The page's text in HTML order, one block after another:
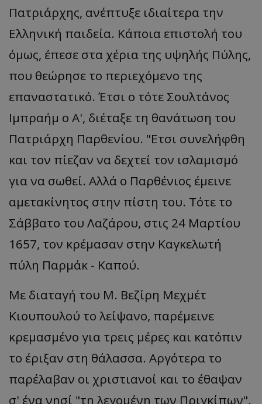
Πατριάρχης, ανέπτυξε ιδιαίτερα την
Ελληνική παιδεία. Κάποια επιστολή του
όμως, έπεσε στα χέρια της υψηλής Πύλης,
που θεώρησε το περιεχόμενο της
επαναστατικό. Έτσι ο τότε Σουλτάνος
Ιμπραήμ ο Α', διέταξε τη θανάτωση του
Πατριάρχη Παρθενίου. "Ετσι συνελήφθη
και τον πίεζαν να δεχτεί τον ισλαμισμό
για να σωθεί. Αλλά ο Παρθένιος έμεινε
αμετακίνητος στην πίστη του. Τότε το
Σάββατο του Λαζάρου, στις 24 Μαρτίου
1657, τον κρέμασαν στην Καγκελωτή
πύλη Παρμάκ - Καπού.
Με διαταγή του Μ. Βεζίρη Μεχμέτ
Κιουπουλού το λείψανο, παρέμεινε
κρεμασμένο για τρεις μέρες και κατόπιν
το έριξαν στη θάλασσα. Αργότερα το
παρέλαβαν οι χριστιανοί και το έθαψαν
σ' ένα νησί "τη λεγομένη των Πριγκίπων".